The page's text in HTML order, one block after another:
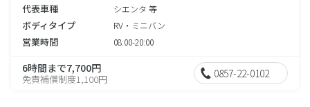
代表車種 シエンタ 等
ボディタイプ RV・ミニバン
営業時間 08:00-20:00
6時間まで7,700円
免責補償制度1,100円 0857-22-0102